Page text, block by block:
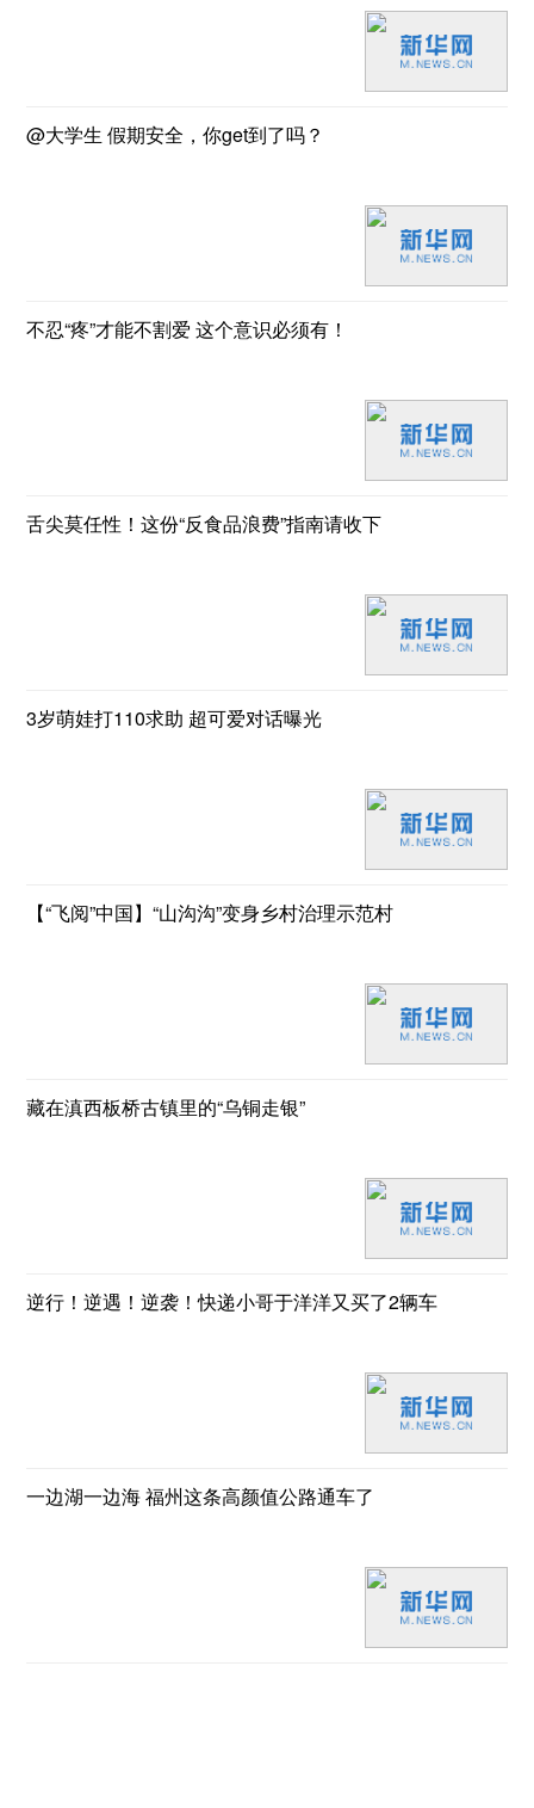
@大学生 假期安全，你get到了吗？
不忍“疼”才能不割爱 这个意识必须有！
舌尖莫任性！这份“反食品浪费”指南请收下
3岁萌娃打110求助 超可爱对话曝光
【“飞阅”中国】“山沟沟”变身乡村治理示范村
藏在滇西板桥古镇里的“乌铜走银”
逆行！逆遇！逆袭！快递小哥于洋洋又买了2辆车
一边湖一边海 福州这条高颜值公路通车了